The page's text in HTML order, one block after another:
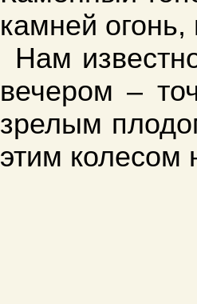
камней
Нам
вечером –
зрелым
этим колесом